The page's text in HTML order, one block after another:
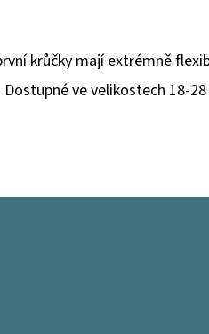
krůčky mají extrémně
ve velikostech 18-